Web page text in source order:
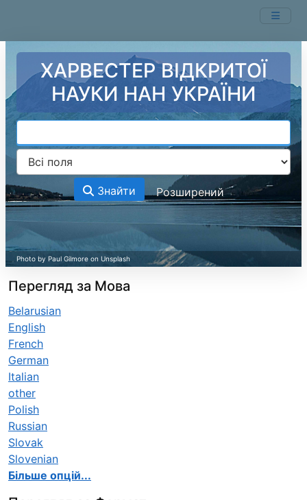
ХАРВЕСТЕР ВІДКРИТОЇ
НАУКИ НАН УКРАЇНИ
Знайти Розширений
Перегляд за Мова
Belarusian
English
French
German
Italian
other
Polish
Russian
Slovak
Slovenian
Більше опцій...